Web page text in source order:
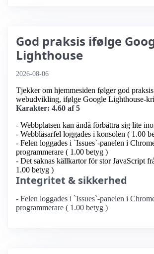
God praksis ifølge
Lighthouse
2026-08-06
Tjekker om hjemmesiden følger god
webudvikling, ifølge Google Lighthouse-
Karakter: 4.60 af 5
- Webbplatsen kan ändå förbättra sig lite
- Webbläsarfel loggades i konsolen ( 1.00
- Felen loggades i `Issues`-panelen i
programmerare ( 1.00 betyg )
- Det saknas källkartor för stor JavaScript
1.00 betyg )
Integritet & sikkerhed
- Felen loggades i `Issues`-panelen i
programmerare ( 1.00 betyg )